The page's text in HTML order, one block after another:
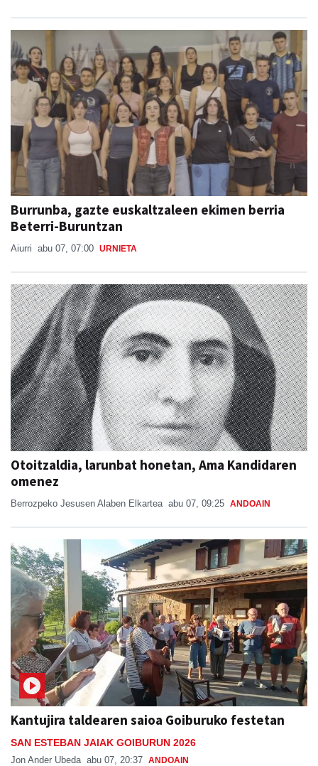
Burrunba, gazte euskaltzaleen ekimen berria
Beterri-Buruntzan
Aiurri abu 07, 07:00 URNIETA
Otoitzaldia, larunbat honetan, Ama Kandidaren
omenez
Berrozpeko Jesusen Alaben Elkartea abu 07, 09:25 ANDOAIN
Kantujira taldearen saioa Goiburuko festetan
SAN ESTEBAN JAIAK GOIBURUN 2026
Jon Ander Ubeda abu 07, 20:37 ANDOAIN